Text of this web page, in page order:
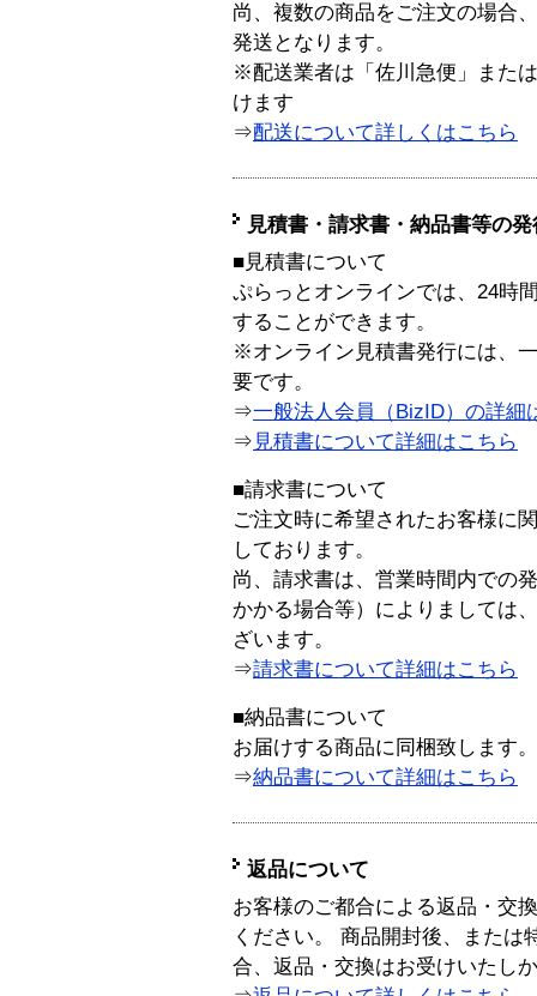
尚、複数の商品をご注文の場合
発送となります。
※配送業者は「佐川急便」また
けます
⇒配送について詳しくはこちら
見積書・請求書・納品書等の
■見積書について
ぷらっとオンラインでは、24時
することができます。
※オンライン見積書発行には、
要です。
⇒一般法人会員（BizID）の詳細
⇒ 見積書について詳細はこちら
■請求書について
ご注文時に希望されたお客様に
しております。
尚、請求書は、営業時間内での
かかる場合等）によりましては
ざいます。
⇒請求書について詳細はこちら
■納品書について
お届けする商品に同梱致します。
⇒納品書について詳細はこちら
返品について
お客様のご都合による返品・交
ください。 商品開封後、または
合、返品・交換はお受けいたし